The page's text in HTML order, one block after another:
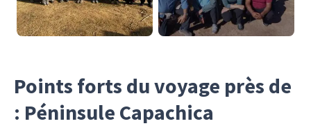
Points forts du voyage près de
: Péninsule Capachica